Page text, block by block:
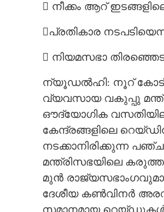
CONTACT US
 നീക്കം ആറ്
പ്രതികാര
 നിയമസഭാ
ന്യൂഡൽഹി: നൂറ് കോടി
വ്യവസായ വകുപ്പു
ഔദ്യോഗിക
കേന്ദ്രങ്ങളിലെ
നടക്കാനിരിക്കുന്ന
മന്ത്രിസഭയിലെ
മുൻ
ദേശീയ കൺവിനർ
സമാനമായ റെയ്ഡുകൾ